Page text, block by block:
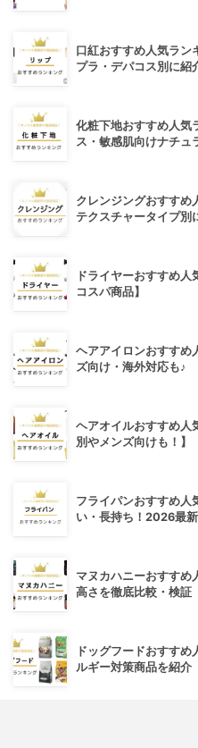
口紅おすすめ人気ラン
プラ・デパコス別に紹
化粧下地おすすめ人気
ス・敏感肌向けナチュ
クレンジングおすすめ
テクスチャータイプ別
ドライヤーおすすめ人
コスパ商品】
ヘアアイロンおすすめ
ズ向け・海外対応も♪
ヘアオイルおすすめ人
別やメンズ向けも！】
フライパンおすすめ人
い・長持ち！2026最新
マヌカハニーおすすめ
高さを徹底比較・検証
ドッグフードおすす
ルギー対策商品を紹介